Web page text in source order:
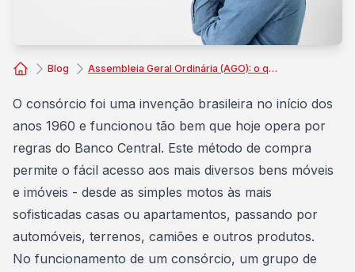
Blog Assembleia Geral Ordinária (AGO): o que é?
O consórcio foi uma invenção brasileira no início dos
anos 1960 e funcionou tão bem que hoje opera por
regras do Banco Central. Este método de compra
permite o fácil acesso aos mais diversos bens móveis
e imóveis - desde as simples motos às mais
sofisticadas casas ou apartamentos, passando por
automóveis, terrenos, camiões e outros produtos.
No funcionamento de um consórcio, um grupo de